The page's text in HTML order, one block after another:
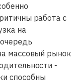
работа с
на
массовый рынок
-
способны